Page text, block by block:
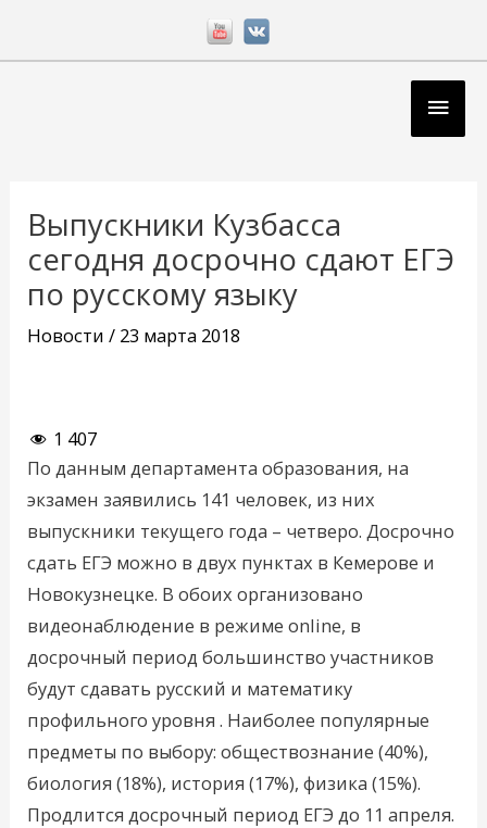
Выпускники Кузбасса
сегодня досрочно сдают ЕГЭ
по русскому языку
Новости / 23 марта 2018
1 407
По данным департамента образования, на
экзамен заявились 141 человек, из них
выпускники текущего года – четверо. Досрочно
сдать ЕГЭ можно в двух пунктах в Кемерове и
Новокузнецке. В обоих организовано
видеонаблюдение в режиме online, в
досрочный период большинство участников
будут сдавать русский и математику
профильного уровня . Наиболее популярные
предметы по выбору: обществознание (40%),
биология (18%), история (17%), физика (15%).
Продлится досрочный период ЕГЭ до 11 апреля.
записям